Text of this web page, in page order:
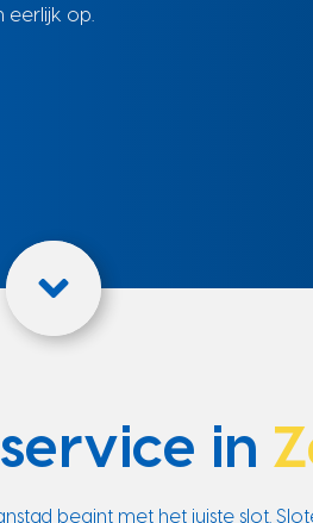
eerlijk op.
in
begint met het juiste slot.